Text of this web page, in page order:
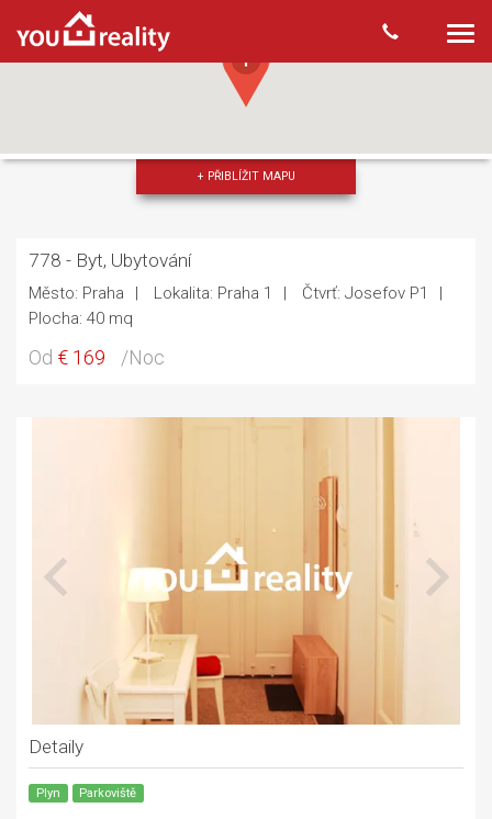
+ PŘIBLÍŽIT MAPU
778 - Byt, Ubytování
Město: Praha Lokalita: Praha 1
Čtvrť: Josefov P1
Plocha: 40 mq
Od € 169 /Noc
Detaily
Plyn Parkoviště